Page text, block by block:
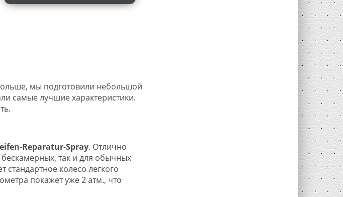
мы подготовили небольшой
самые лучшие характеристики.
Reparatur-Spray. Отлично
так и для обычных
колесо легкого
покажет уже 2 атм., что